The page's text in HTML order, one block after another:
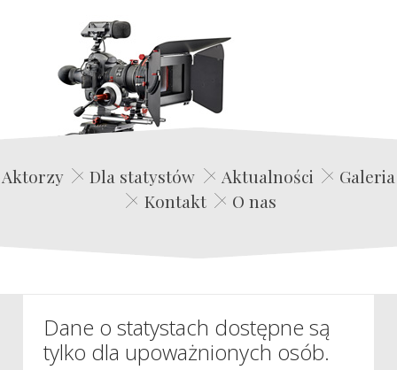
Edwin Film Agencja Aktorska
Aktorzy Dla statystów Aktualności
Galeria
Kontakt
O nas
Dane o statystach dostępne są
tylko dla upoważnionych osób.